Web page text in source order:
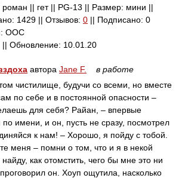
|| гет || PG-13 || Размер: мини ||
1429 || Отзывов: 0 || Подписано: 0
ООС
Обновление: 10.01.20
автора Jane F.
в работе
чистилище, будучи со всеми, но вместе
по себе и в постоянной опасности –
для себя? Райан, – впервые
по имени, и он, пусть не сразу, посмотрел
к нам! – Хорошо, я пойду с тобой.
меня – помни о том, что и я в некой
как отомстить, чего бы мне это ни
он. Хоуп ощутила, насколько